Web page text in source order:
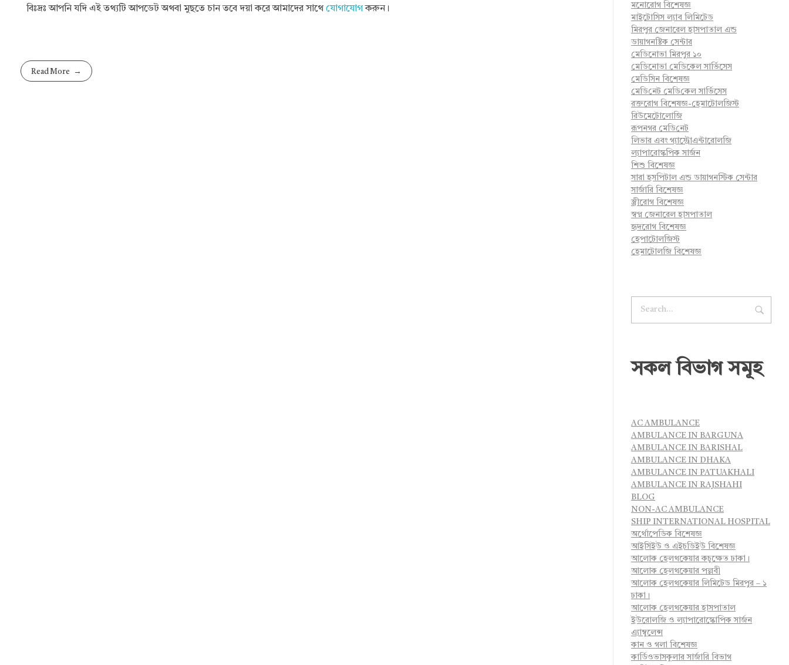
বিঃদ্রঃ আপনি যদি এই তথ্যটি আপডেট অথবা মুছতে চান তবে দয়া করে আমাদের সাথে যোগাযোগকরুন।
Read More
মনোরোগ বিশেষজ্ঞ
মাইটোসিস ল্যাব লিমিটেড
মিরপুর জেনারেল হাসপাতাল এন্ড
ডায়াগনষ্টিক সেন্টার
মেডিনোভা মিরপুর ১০
মেডিনোভা মেডিকেল সার্ভিসেস
মেডিসিন বিশেষজ্ঞ
মে‌ডি‌নেট মে‌ডি‌কেল সা‌র্ভিসেস
রক্তরোগ বিশেষজ্ঞ-হেমাটোলজিস্ট
রিউমেটোলোজি
রূপনগর মে‌ডি‌নেট
লিভার এবং গ্যাস্ট্রোএন্টারোলজি
ল্যাপারোস্কপিক সার্জন
শিশু বিশেষজ্ঞ
সারা হসপিটাল এন্ড ডায়াগনস্টিক সেন্টার
সার্জারি বিশেষজ্ঞ
স্ত্রীরোগ বিশেষজ্ঞ
স্বপ্ন জেনারেল হাসপাতাল
হৃদরোগ বিশেষজ্ঞ
হেপাটোলজিস্ট
হেমাটোলজি বিশেষজ্ঞ
সকল বিভাগ সমূহ
AC AMBULANCE
AMBULANCE IN BARGUNA
AMBULANCE IN BARISHAL
AMBULANCE IN DHAKA
AMBULANCE IN PATUAKHALI
AMBULANCE IN RAJSHAHI
BLOG
NON-AC AMBULANCE
SHIP INTERNATIONAL HOSPITAL
অর্থোপেডিক বিশেষজ্ঞ
আইসিইউ ও এইচডিইউ বিশেষজ্ঞ
আলোক হেলথকেয়ার কচুক্ষেত ঢাকা।
আলোক হেলথকেয়ার পল্লবী
আলোক হেলথকেয়ার লিমিটেড মিরপুর – ১
ঢাকা।
আলোক হেলথকেয়ার হাসপাতাল
ইউরোলজি ও ল্যাপারোস্কোপিক সার্জন
এ্যাম্বুলেন্স
কান ও গলা বিশেষজ্ঞ
কার্ডিওভাসকুলার সার্জারি বিভাগ